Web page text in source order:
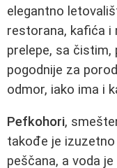
elegantno
restorana, kafića i
prelepe, sa
pogodnije za
odmor, iako ima i
Pefkohori,
takođe je izuzetno
peščana, a voda